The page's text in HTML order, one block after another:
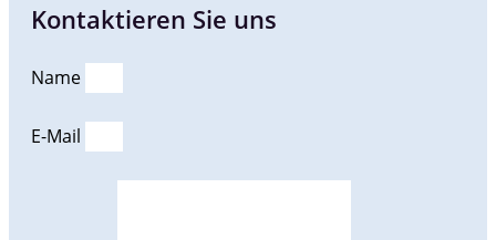
Kontaktieren Sie uns
Name
E-Mail